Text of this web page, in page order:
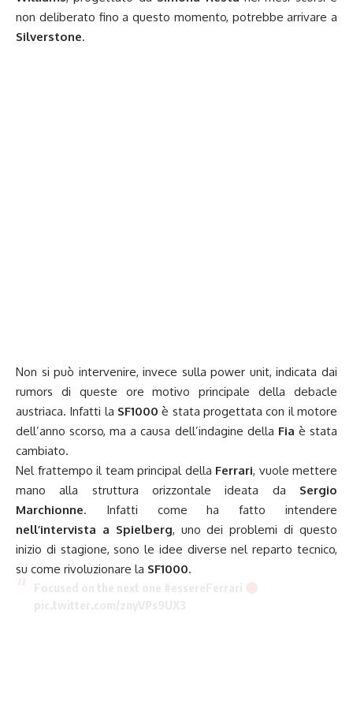
non deliberato fino a questo momento, potrebbe arrivare a
Silverstone.
Non si può intervenire, invece sulla power unit, indicata dai
rumors di queste ore motivo principale della debacle
austriaca. Infatti la SF1000 è stata progettata con il motore
dell’anno scorso, ma a causa dell’indagine della Fia è stata
cambiato.
Nel frattempo il team principal della Ferrari, vuole mettere
mano alla struttura orizzontale ideata da Sergio
Marchionne. Infatti come ha fatto intendere
nell’intervista a Spielberg, uno dei problemi di questo
inizio di stagione, sono le idee diverse nel reparto tecnico,
su come rivoluzionare la SF1000.